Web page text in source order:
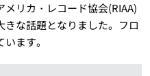
リカ・レコード協会(RIAA)
な話題となりました。フロ
ます。